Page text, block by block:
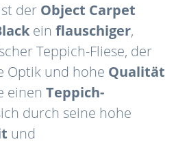
der Object Carpet
ein flauschiger,
Teppich-Fliese, der
Optik und hohe Qualität
einen Teppich-
durch seine hohe
und